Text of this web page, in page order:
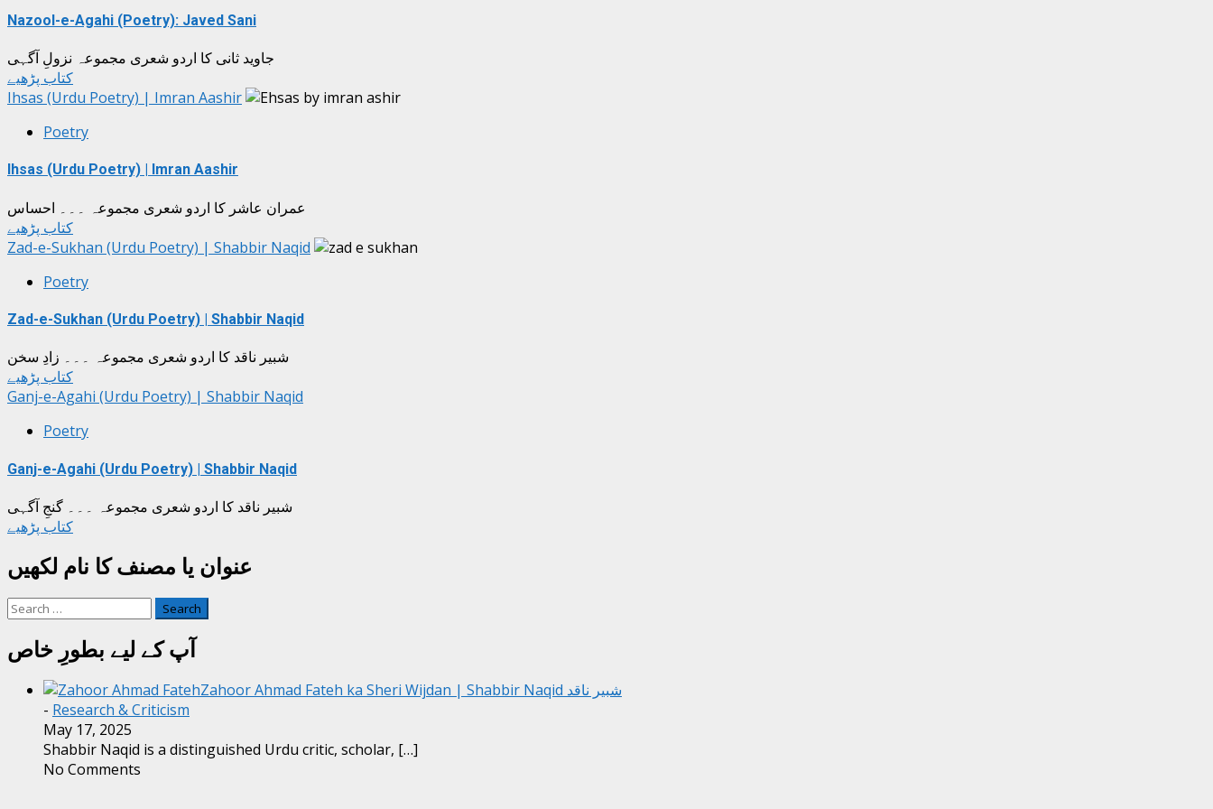
Nazool-e-Agahi (Poetry): Javed Sani
کتاب پڑھیے
Ihsas (Urdu Poetry) | Imran Aashir
Poetry
Ihsas (Urdu Poetry) | Imran Aashir
عمران عاشر کا اردو شعری مجموعہ ۔۔۔ احساس
کتاب پڑھیے
Zad-e-Sukhan (Urdu Poetry) | Shabbir Naqid
Poetry
Zad-e-Sukhan (Urdu Poetry) | Shabbir Naqid
شبیر ناقد کا اردو شعری مجموعہ ۔۔۔ زادِ سخن
کتاب پڑھیے
Ganj-e-Agahi (Urdu Poetry) | Shabbir Naqid
Poetry
Ganj-e-Agahi (Urdu Poetry) | Shabbir Naqid
کتاب پڑھیے
عنوان یا مصنف کا نام لکھیں
Search
for:
آپ کے لیے بطورِ خاص
Zahoor Ahmad Fateh ka Sheri Wijdan | Shabbir Naqid شبیر ناقد
- Research & Criticism
May 17, 2025
Shabbir Naqid is a distinguished Urdu critic, scholar, […]
No Comments